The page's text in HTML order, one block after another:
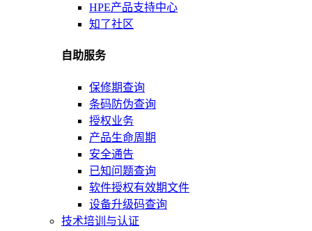
HPE产品支持中心
知了社区
自助服务
保修期查询
条码防伪查询
授权业务
产品生命周期
安全通告
已知问题查询
软件授权有效期文件
设备升级码查询
技术培训与认证